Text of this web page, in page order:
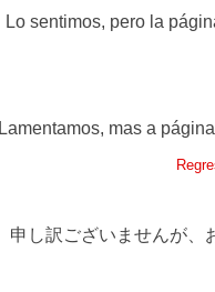
Lo sentimos, pero la
Lamentamos, mas a
申し訳ございませんが、